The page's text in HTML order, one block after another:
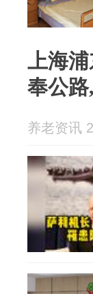
上海
奉公路
养老资讯